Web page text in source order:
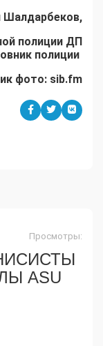
Шалдарбеков,
полиции ДП
полиции
фото: sib.fm
Просмотры:
ASU